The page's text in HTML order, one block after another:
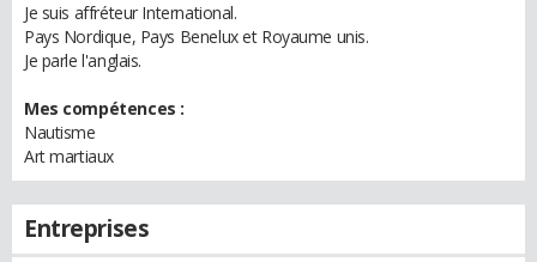
Je suis affréteur International.
Pays Nordique, Pays Benelux et Royaume unis.
Je parle l'anglais.
Mes compétences :
Nautisme
Art martiaux
Entreprises